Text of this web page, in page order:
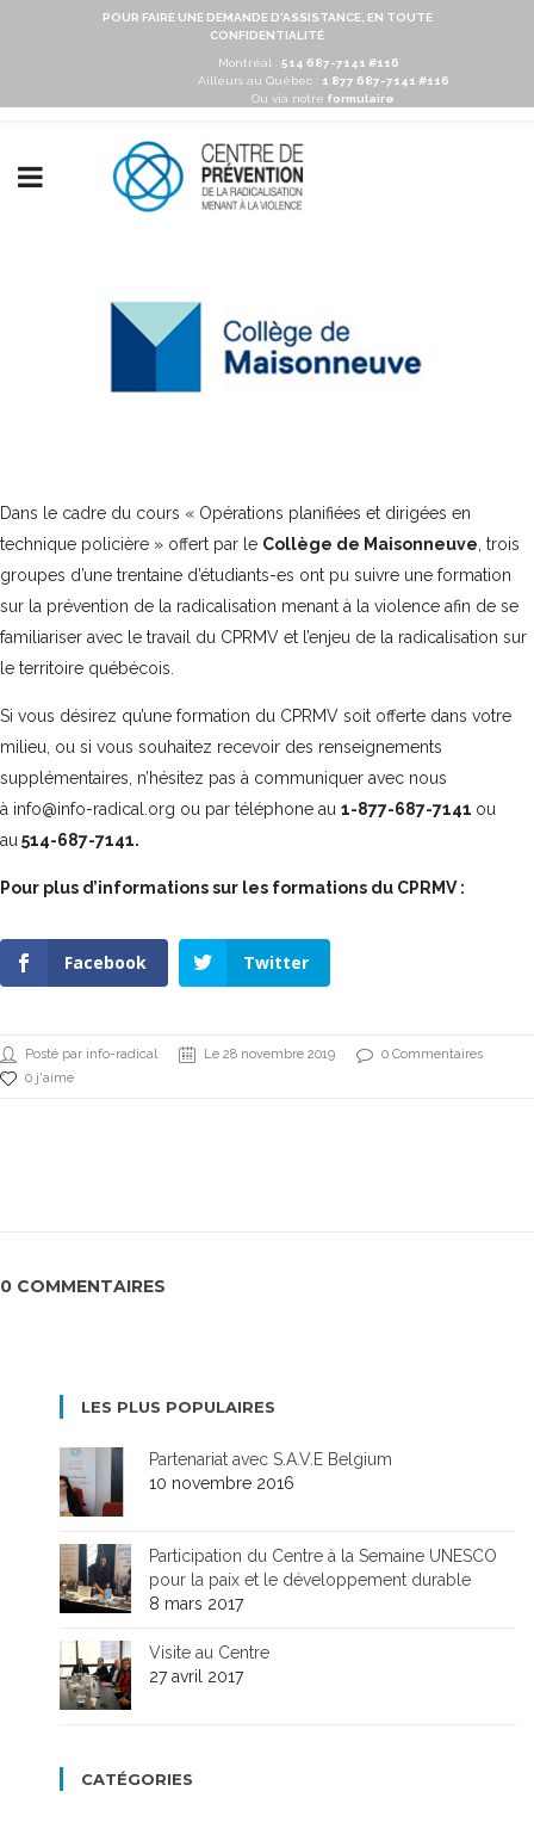
POUR FAIRE UNE DEMANDE D'ASSISTANCE, EN TOUTE
CONFIDENTIALITÉ
Montréal : 514 687-7141 #116
Ailleurs au Québec :
1 877 687-7141 #116
Ou via notre formulaire
Dans le cadre du cours « Opérations planifiées et dirigées en
technique policière » offert par le Collège de Maisonneuve , trois
groupes d’une trentaine d’étudiants-es ont pu suivre une formation
sur la prévention de la radicalisation menant à la violence afin de se
familiariser avec le travail du CPRMV et l’enjeu de la radicalisation sur
le territoire québécois.
Si vous désirez qu’une formation du CPRMV soit offerte dans votre
milieu, ou si vous souhaitez recevoir des renseignements
supplémentaires, n’hésitez pas à communiquer avec nous
à info@info-radical.org ou par téléphone au 1-877-687-7141 ou
au 514-687-7141.
Pour plus d’informations sur les formations du CPRMV :
Facebook Twitter
Posté par info-radical Le 28 novembre 2019
0 Commentaires
0 j'aime
0 COMMENTAIRES
LES PLUS POPULAIRES
Partenariat avec S.A.V.E Belgium
10 novembre 2016
Participation du Centre à la Semaine UNESCO
pour la paix et le développement durable
8 mars 2017
Visite au Centre
27 avril 2017
CATÉGORIES